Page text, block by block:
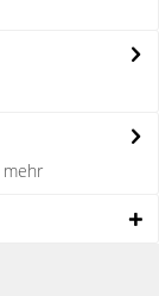
mehr